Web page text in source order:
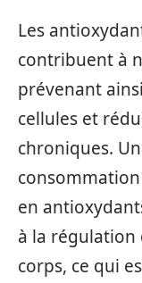
Les
contribuent à
prévenant
cellules et
chroniques.
en
à la régulation
corps, ce qui